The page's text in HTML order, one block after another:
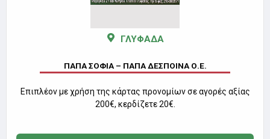
ΓΛΥΦΑΔΑ
ΠΑΠΑ ΣΟΦΙΑ – ΠΑΠΑ ΔΕΣΠΟΙΝΑ Ο.Ε.
Επιπλέον με χρήση της κάρτας προνομίων σε αγορές αξίας
200€, κερδίζετε 20€.